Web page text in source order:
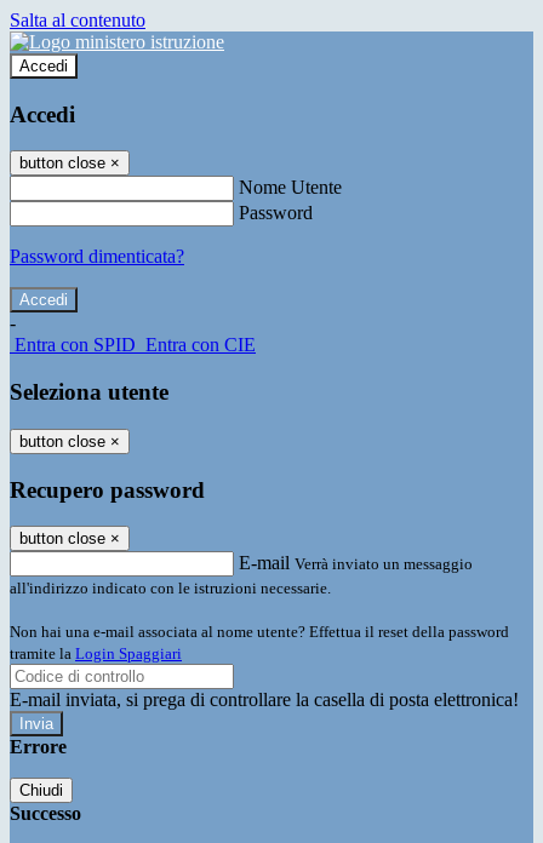
Salta al contenuto
Accedi
Accedi
button close ×
Nome Utente
Password
Password dimenticata?
-
Entra con SPID Entra con CIE
Seleziona utente
button close ×
Recupero password
button close ×
E-mail Verrà inviato un messaggio
all'indirizzo indicato con le istruzioni necessarie.
Non hai una e-mail associata al nome utente? Effettua il reset della password
tramite la Login Spaggiari
E-mail inviata, si prega di controllare la casella di posta elettronica!
Errore
Chiudi
Successo